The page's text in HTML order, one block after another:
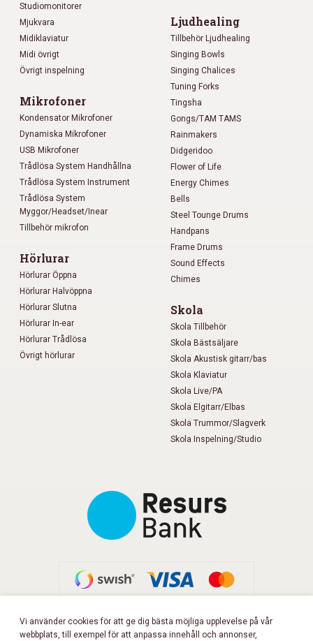
Studiomonitorer
Mjukvara
Midiklaviatur
Midi övrigt
Övrigt inspelning
Mikrofoner
Kondensator Mikrofoner
Dynamiska Mikrofoner
USB Mikrofoner
Trådlösa System Handhållna
Trådlösa System Instrument
Trådlösa System
Myggor/Headset/Inear
Tillbehör mikrofon
Hörlurar
Hörlurar Öppna
Hörlurar Halvöppna
Hörlurar Slutna
Hörlurar In-ear
Hörlurar Trådlösa
Övrigt hörlurar
Ljudhealing
Tillbehör Ljudhealing
Singing Bowls
Singing Chalices
Tuning Forks
Tingsha
Gongs/TAM TAMS
Rainmakers
Didgeridoo
Flower of Life
Energy Chimes
Bells
Steel Tounge Drums
Handpans
Frame Drums
Sound Effects
Chimes
Skola
Skola Tillbehör
Skola Bästsäljare
Skola Akustisk gitarr/bas
Skola Klaviatur
Skola Live/PA
Skola Elgitarr/Elbas
Skola Trummor/Slagverk
Skola Inspelning/Studio
FÖLJ OSS PÅ FACEBOOK!
Vi använder cookies för att ge dig bästa möjliga upplevelse på vår
webbplats, till exempel för att anpassa innehåll och annonser,